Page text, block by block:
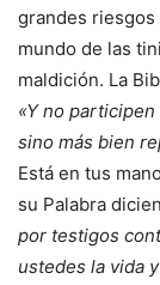
grandes riesgos
mundo de las
maldición. La
«Y no
sino más bien
Está en tus
su Palabra
por testigos
ustedes la vida